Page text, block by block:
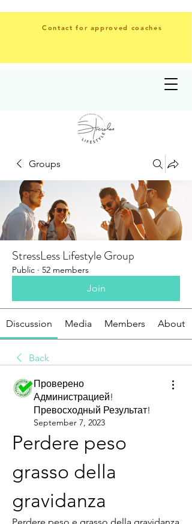
Contact for approved coaches
Groups
StressLess Lifestyle Group
Public · 52 members
Join
Discussion Media Members About
Back
Проверено
Администрацией!
Превосходный Результат!
September 7, 2023
Perdere peso
grasso della
gravidanza